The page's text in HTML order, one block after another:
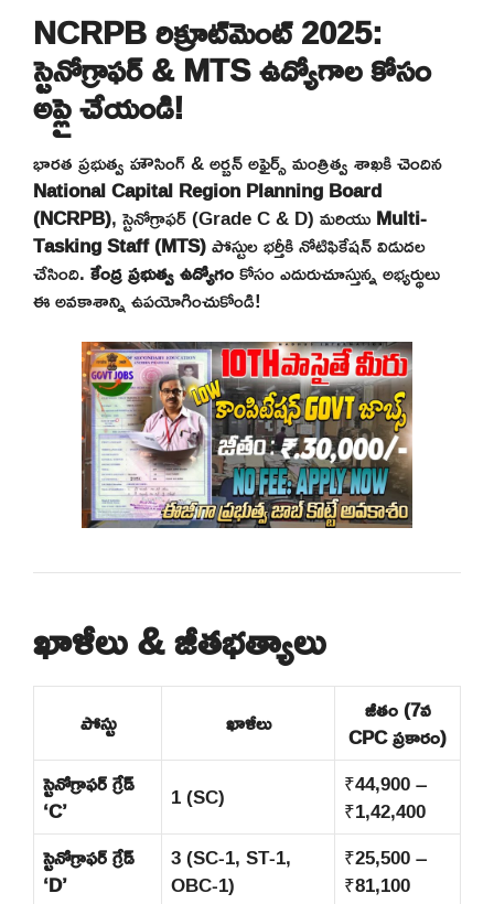
NCRPB రిక్రూట్‌మెంట్ 2025:
స్టెనోగ్రాఫర్ & MTS ఉద్యోగాల కోసం
అప్లై చేయండి!
భారత ప్రభుత్వ హౌసింగ్ & అర్బన్ అఫైర్స్ మంత్రిత్వ శాఖకి చెందిన
National Capital Region Planning Board
(NCRPB), స్టెనోగ్రాఫర్ (Grade C & D) మరియుMulti-
Tasking Staff (MTS)పోస్టుల భర్తీకి నోటిఫికేషన్ విడుదల
చేసింది.కేంద్ర ప్రభుత్వ ఉద్యోగంకోసం ఎదురుచూస్తున్న అభ్యర్థులు
ఈ అవకాశాన్ని ఉపయోగించుకోండి!
ఖాళీలు & జీతభత్యాలు
పోస్టు ఖాళీలు జీతం (7వ
CPC ప్రకారం)
స్టెనోగ్రాఫర్ గ్రేడ్
‘C’ 1 (SC) ₹44,900 –
₹1,42,400
స్టెనోగ్రాఫర్ గ్రేడ్
‘D’
3 (SC-1, ST-1,
OBC-1)
₹25,500 –
₹81,100